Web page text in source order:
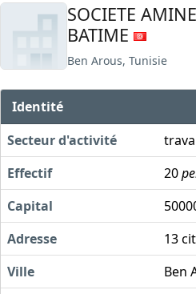
SOCIETE
BATIME
Ben Arous, Tunisie
Identité
Secteur d'activité
Effectif
20
Capital
Adresse
13
Ville
Ben